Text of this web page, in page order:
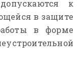
к
в защите
в форме